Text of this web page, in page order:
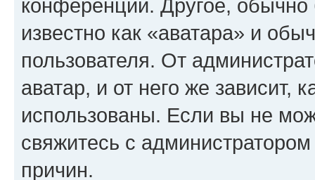
конференции. Другое,
известно как «аватара» и
пользователя. От
аватар, и от него же зависит,
использованы. Если вы не
свяжитесь с
причин.